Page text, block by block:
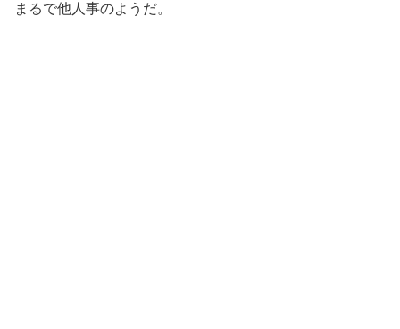
まるで他人事のようだ。